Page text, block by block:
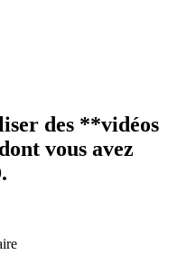
des **vidéos
vous avez